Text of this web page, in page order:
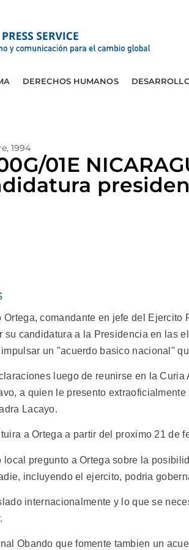
DERECHOS HUMANOS
1994
01E
Ortega, comandante en jefe del Ejercito
su candidatura a la Presidencia en las
un "acuerdo basico nacional"
luego de reunirse en la Curia
a quien le presento
Lacayo.
a Ortega a partir del proximo 21 de
local pregunto a Ortega sobre la
incluyendo el ejercito, podria
internacionalmente y lo que se
Obando que fomente tambien un